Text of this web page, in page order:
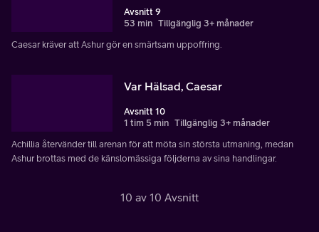
Avsnitt 9
53 min Tillgänglig 3+ månader
Caesar kräver att Ashur gör en smärtsam uppoffring.
Var Hälsad, Caesar
Avsnitt 10
1 tim 5 min Tillgänglig 3+ månader
Achillia återvänder till arenan för att möta sin största utmaning, medan
Ashur brottas med de känslomässiga följderna av sina handlingar.
10 av 10 Avsnitt